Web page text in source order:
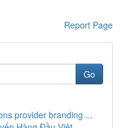
Report Page
Go
provider branding ...